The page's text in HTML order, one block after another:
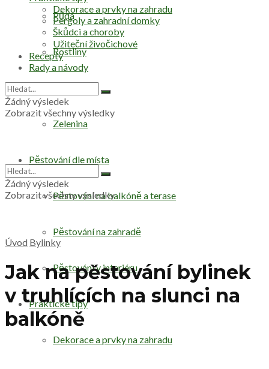
Půda
Rostliny
Zelenina
Pěstování dle místa
Pěstování na balkóně a terase
Pěstování na zahradě
Pěstování v interiéru
Praktické tipy
Dekorace a prvky na zahradu
Dekorace a prvky na zahradu
Pergoly a zahradní domky
Škůdci a choroby
Užiteční živočichové
Recepty
Rady a návody
Žádný výsledek
Zobrazit všechny výsledky
Žádný výsledek
Zobrazit všechny výsledky
Úvod Bylinky
Jak na pěstování bylinek
v truhlících na slunci na
balkóně